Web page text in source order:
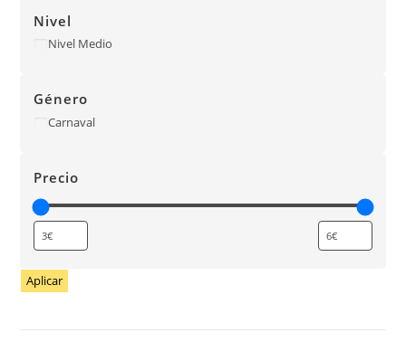
Nivel
Nivel Medio
Género
Carnaval
Precio
Aplicar